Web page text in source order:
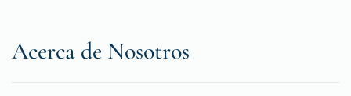
Acerca de Nosotros